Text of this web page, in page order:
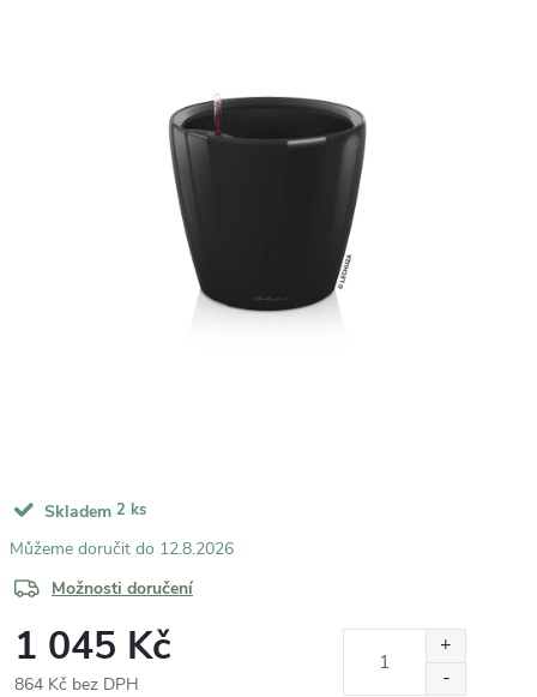
Skladem 2 ks
12.8.2026
Možnosti doručení
1 045 Kč
864 Kč bez DPH